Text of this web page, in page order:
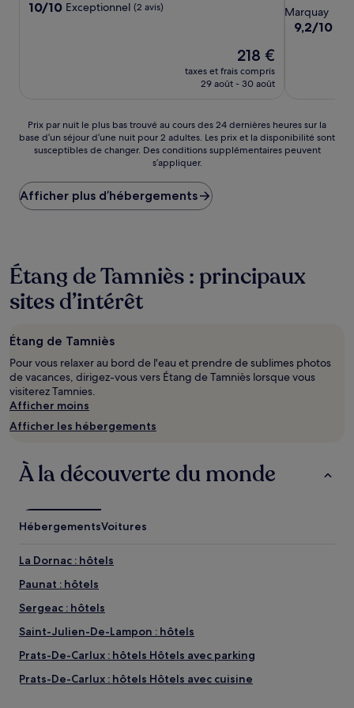
10.0
10/10 Exceptionnel (2 avis)
Le
nouveau
prix
218 €
218 €
taxes et frais compris
29 août - 30 août
3.0 étoiles
Marquay
9.2
9,2/10
Prix
par
nuit
plus
bas
trouvé
24 dernières
heures
sur
la
d’un
séjour
d’une
nuit
pour
2 adultes.
Les
la
disponibilité
susceptibles
de
changer.
conditions
supplémentaires
peuvent
s’appliquer.
Prix par nuit le plus bas trouvé au cours des 24 dernières heures sur la
base d’un séjour d’une nuit pour 2 adultes. Les prix et la disponibilité sont
susceptibles de changer. Des conditions supplémentaires peuvent
s’appliquer.
Afficher plus d’hébergements
Étang de Tamniès : principaux
sites d’intérêt
Étang de Tamniès
Pour vous relaxer au bord de l'eau et prendre de sublimes photos
de vacances, dirigez-vous vers Étang de Tamniès lorsque vous
visiterez Tamnies.
Afficher moins
Afficher les hébergements
À la découverte du monde
HébergementsVoitures
La Dornac : hôtels
Paunat : hôtels
Sergeac : hôtels
Saint-Julien-De-Lampon : hôtels
Prats-De-Carlux : hôtels Hôtels avec parking
Prats-De-Carlux : hôtels Hôtels avec cuisine